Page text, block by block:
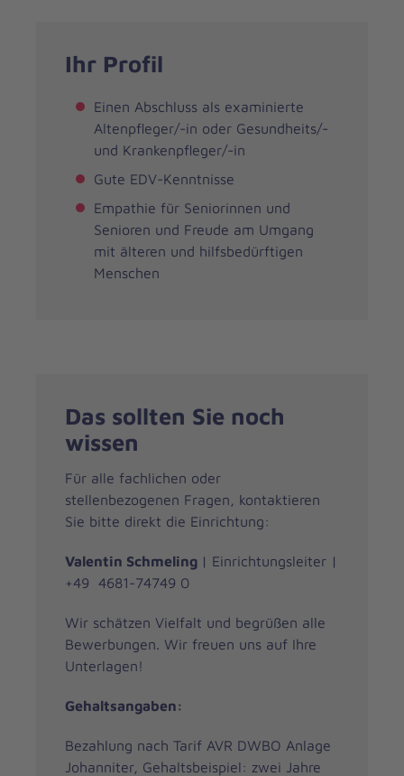
Ihr Profil
Einen Abschluss als examinierte
Altenpfleger/-in oder Gesundheits/-
und Krankenpfleger/-in
Gute EDV-Kenntnisse
Empathie für Seniorinnen und
Senioren und Freude am Umgang
mit älteren und hilfsbedürftigen
Menschen
Das sollten Sie noch
wissen
Für alle fachlichen oder
stellenbezogenen Fragen, kontaktieren
Sie bitte direkt die Einrichtung:
Valentin Schmeling | Einrichtungsleiter |
+49 4681-74749 0
Wir schätzen Vielfalt und begrüßen alle
Bewerbungen. Wir freuen uns auf Ihre
Unterlagen!
Gehaltsangaben:
Bezahlung nach Tarif AVR DWBO Anlage
Johanniter, Gehaltsbeispiel: zwei Jahre